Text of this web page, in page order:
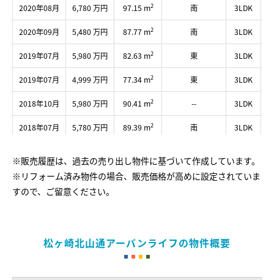
2020年08月 6,780 万円 97.15 m2 南 3LDK
2020年09月 5,480 万円 87.77 m2 南 3LDK
2019年07月 5,980 万円 82.63 m2 東 3LDK
2019年07月 4,999 万円 77.34 m2 東 3LDK
2018年10月 5,980 万円 90.41 m2 -- 3LDK
2018年07月 5,780 万円 89.39 m2 南 3LDK
※販売履歴は、過去の売り出し物件に基づいて作成しています。
※リフォーム済み物件の場合、販売価格が高めに設定されていま
すので、ご留意ください。
松ヶ崎北山通アーバンライフの物件概要